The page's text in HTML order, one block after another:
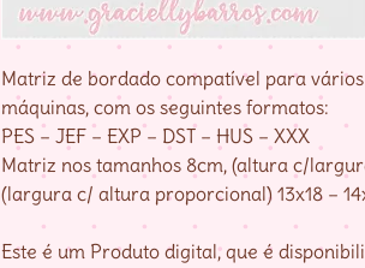
Matriz de bordado compatível para
máquinas, com os seguintes formatos:
PES – JEF – EXP – DST – HUS – XXX
Matriz nos tamanhos 8cm, (altura c/
(largura c/ altura proporcional) 13x18 –
Este é um Produto digital, que é